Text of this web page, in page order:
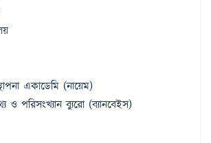
একাডেমি (নায়েম)
ও পরিসংখ্যান ব্যুরো (ব্যানবেইস)